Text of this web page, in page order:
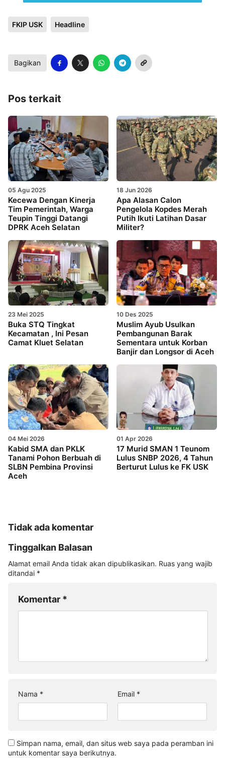
FKIP USK Headline
Bagikan
Pos terkait
05 Agu 2025
Kecewa Dengan Kinerja
Tim Pemerintah, Warga
Teupin Tinggi Datangi
DPRK Aceh Selatan
18 Jun 2026
Apa Alasan Calon
Pengelola Kopdes Merah
Putih Ikuti Latihan Dasar
Militer?
23 Mei 2025
Buka STQ Tingkat
Kecamatan , Ini Pesan
Camat Kluet Selatan
10 Des 2025
Muslim Ayub Usulkan
Pembangunan Barak
Sementara untuk Korban
Banjir dan Longsor di Aceh
04 Mei 2026
Kabid SMA dan PKLK
Tanami Pohon Berbuah di
SLBN Pembina Provinsi
Aceh
01 Apr 2026
17 Murid SMAN 1 Teunom
Lulus SNBP 2026, 4 Tahun
Berturut Lulus ke FK USK
Tidak ada komentar
Tinggalkan Balasan
Alamat email Anda tidak akan dipublikasikan. Ruas yang wajib
ditandai *
Komentar *
Nama * Email *
Simpan nama, email, dan situs web saya pada peramban ini
untuk komentar saya berikutnya.